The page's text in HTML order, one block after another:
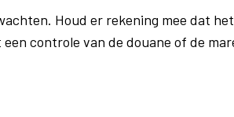
Houd er rekening mee dat
controle van de douane of de